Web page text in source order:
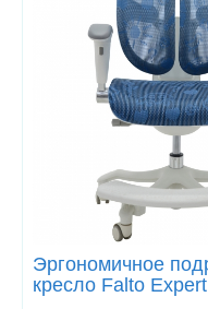
Эргономичное
кресло Falto